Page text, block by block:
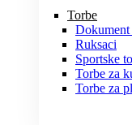
Torbe
Ruksaci
Sportske
Torbe za
Torbe za